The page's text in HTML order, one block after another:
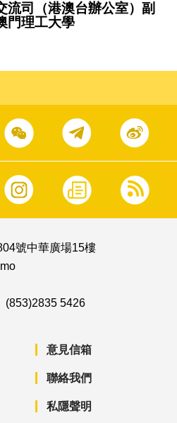
流司（港澳台辦公室）副
門理工大學
號中華廣場15樓
(853)2835 5426
意見信箱
聯絡我們
私隱聲明